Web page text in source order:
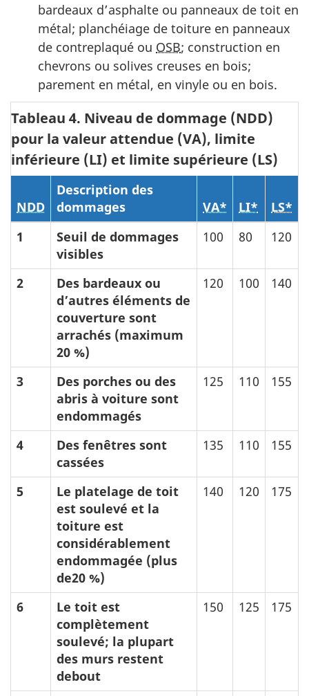
bardeaux d’asphalte ou panneaux de toit en
métal; planchéiage de toiture en panneaux
de contreplaqué ou OSB; construction en
chevrons ou solives creuses en bois;
parement en métal, en vinyle ou en bois.
Tableau 4. Niveau de dommage (NDD)
pour la valeur attendue (VA), limite
inférieure (LI) et limite supérieure (LS)
NDD
Description des
dommages
VA* LI*
LS*
1
Seuil de dommages
visibles
100 80 120
2
Des bardeaux ou
d’autres éléments de
couverture sont
arrachés (maximum
20 %)
120 100 140
3
Des porches ou des
abris à voiture sont
endommagés
125 110 155
4
Des fenêtres sont
cassées
135 110 155
5
Le platelage de toit
est soulevé et la
toiture est
considérablement
endommagée (plus
de20 %)
140 120 175
6
Le toit est
complètement
soulevé; la plupart
des murs restent
debout
150 125 175